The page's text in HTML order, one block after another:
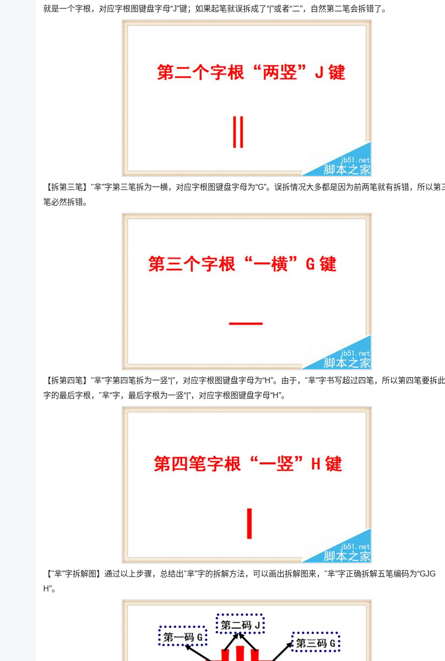
就是一个字根，对应字根图键盘字母“J”键；如果起笔就误拆成了“|”或者“二”，自然第二笔会拆错了。
【拆第三笔】"芈”字第三笔拆为一横，对应字根图键盘字母为“G”。误拆情况大多都是因为前两笔就有拆错，所以第
笔必然拆错。
【拆第四笔】"芈”字第四笔拆为一竖“|”，对应字根图键盘字母为“H”。由于，"芈”字书写超过四笔，所以第四笔要拆此
字的最后字根，"芈“字，最后字根为一竖“|”，对应字根图键盘字母“H”。
【"芈”字拆解图】通过以上步骤，总结出"芈”字的拆解方法，可以画出拆解图来，"芈”字正确拆解五笔编码为“GJG
H”。